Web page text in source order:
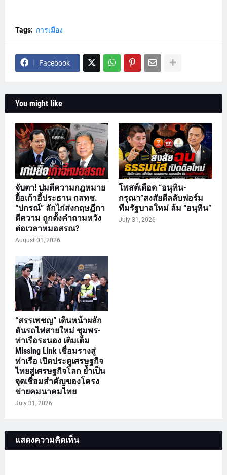
Tags: การเมือง
Facebook
You might like
จับตา! ปมตีความกฎหมาย
ยื้อเก้าอี้ประธาน กสทช.
“ปกรณ์” ลักไก่ส่งกฤษฎีกา
ตีความ ถูกตั้งคำถามหวัง
ต่อเวลาหมอสรณ?
August 01, 2026
โพสต์เดือด “อนุทิน-
กรุณา”สงสัยดีลลับฟอร์ม
ทีมรัฐบาลใหม่ ล้ม “อนุทิน”
July 31, 2026
“สรรเพชญ” เดินหน้าผลัก
ดันรถไฟสายใหม่ ชุมพร-
ท่าเรือระนอง เติมเต็ม
Missing Link เชื่อมรางสู่
ท่าเรือ เปิดประตูเศรษฐกิจ
ไทยสู่เศรษฐกิจโลก ย้ำเป็น
จุดเชื่อมสำคัญของโครง
ข่ายคมนาคมไทย
July 31, 2026
แสดงความคิดเห็น